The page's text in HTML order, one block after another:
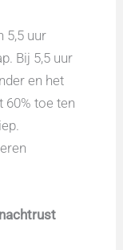
5,5 uur
Bij 5,5 uur
en het
toe ten